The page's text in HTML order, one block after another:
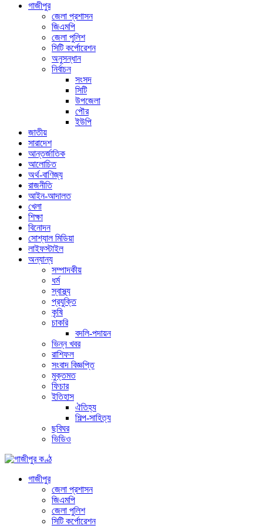
গাজীপুর
জেলা প্রশাসন
জিএমপি
জেলা পুলিশ
সিটি কর্পোরেশন
অনুসন্ধান
নির্বাচন
সংসদ
সিটি
উপজেলা
পৌর
ইউপি
জাতীয়
সারাদেশ
আন্তর্জাতিক
আলোচিত
অর্থ-বাণিজ্য
রাজনীতি
আইন-আদালত
খেলা
শিক্ষা
বিনোদন
সোশ্যাল মিডিয়া
লাইফস্টাইল
অন্যান্য
সম্পাদকীয়
ধর্ম
স্বাস্থ্য
প্রযুক্তি
কৃষি
চাকরি
বদলি-পদায়ন
ভিন্ন খবর
রাশিফল
সংবাদ বিজ্ঞপ্তি
মুক্তমত
ফিচার
ইতিহাস
ঐতিহ্য
শিল্প-সাহিত্য
ছবিঘর
ভিডিও
গাজীপুর
জেলা প্রশাসন
জিএমপি
জেলা পুলিশ
সিটি কর্পোরেশন